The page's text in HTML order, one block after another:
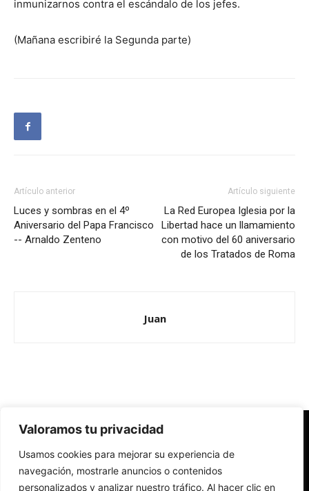
Valoramos tu privacidad
Usamos cookies para mejorar su experiencia de
navegación, mostrarle anuncios o contenidos
personalizados y analizar nuestro tráfico. Al hacer clic en
inmunizarnos contra el escándalo de los jefes.
(Mañana escribiré la Segunda parte)
Artículo anterior
Luces y sombras en el 4º
Aniversario del Papa Francisco
-- Arnaldo Zenteno
Artículo siguiente
La Red Europea Iglesia por la
Libertad hace un llamamiento
con motivo del 60 aniversario
de los Tratados de Roma
Juan
Redes Cristianas
Una mirada alternativa sobre la Iglesia católica y la sociedad
- Colectivos de Redes Cristianas